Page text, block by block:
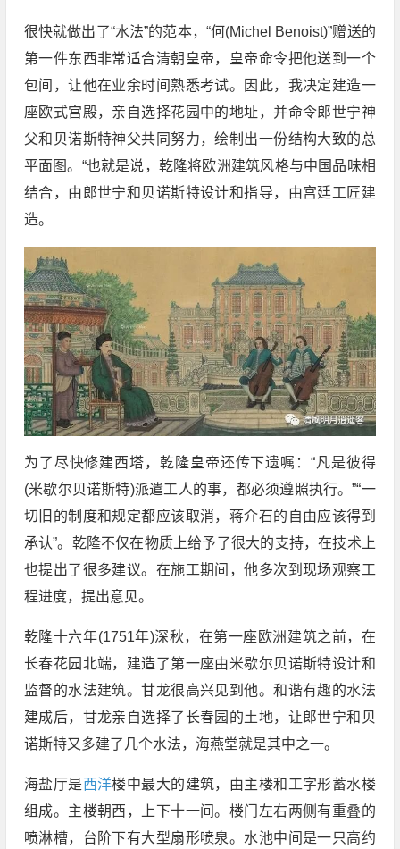
很快就做出了“水法”的范本，“何(Michel Benoist)”赠送的
第一件东西非常适合清朝皇帝，皇帝命令把他送到一个
包间，让他在业余时间熟悉考试。因此，我决定建造一
座欧式宫殿，亲自选择花园中的地址，并命令郎世宁神
父和贝诺斯特神父共同努力，绘制出一份结构大致的总
平面图。“也就是说，乾隆将欧洲建筑风格与中国品味相
结合，由郎世宁和贝诺斯特设计和指导，由宫廷工匠建
造。
为了尽快修建西塔，乾隆皇帝还传下遗嘱：“凡是彼得
(米歇尔贝诺斯特)派遣工人的事，都必须遵照执行。”“一
切旧的制度和规定都应该取消，蒋介石的自由应该得到
承认”。乾隆不仅在物质上给予了很大的支持，在技术上
也提出了很多建议。在施工期间，他多次到现场观察工
程进度，提出意见。
乾隆十六年(1751年)深秋，在第一座欧洲建筑之前，在
长春花园北端，建造了第一座由米歇尔贝诺斯特设计和
监督的水法建筑。甘龙很高兴见到他。和谐有趣的水法
建成后，甘龙亲自选择了长春园的土地，让郎世宁和贝
诺斯特又多建了几个水法，海燕堂就是其中之一。
海盐厅是西洋楼中最大的建筑，由主楼和工字形蓄水楼
组成。主楼朝西，上下十一间。楼门左右两侧有重叠的
喷淋槽，台阶下有大型扇形喷泉。水池中间是一只高约